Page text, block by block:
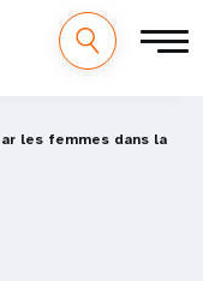
les femmes dans la